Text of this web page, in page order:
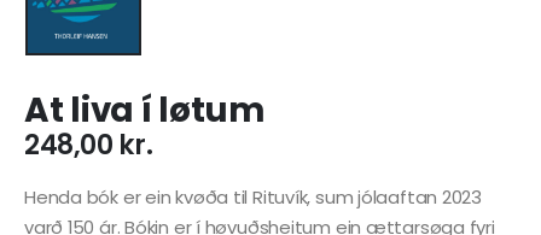
At liva í løtum
248,00 kr.
Henda bók er ein kvøða til Rituvík, sum jólaaftan 2023
varð 150 ár. Bókin er í høvuðsheitum ein ættarsøga fyri